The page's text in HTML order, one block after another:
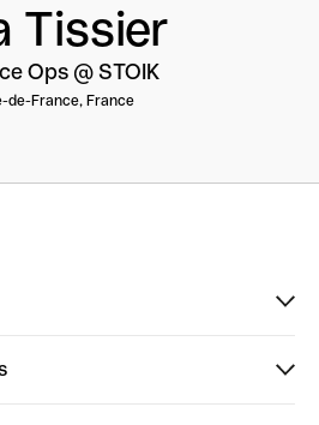
Tissier
Ops @ STOIK
de-France, France